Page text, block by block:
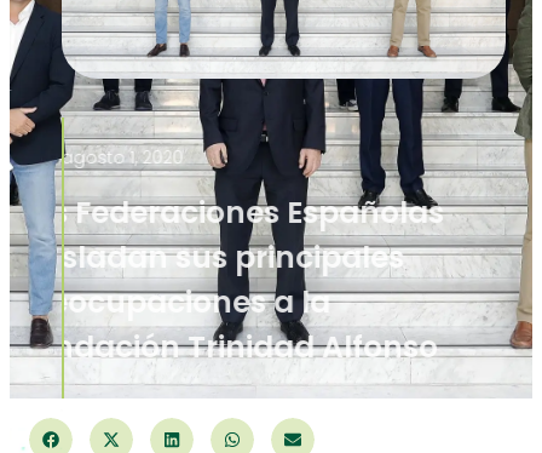
agosto 1, 2020
Las Federaciones Españolas
trasladan sus principales
preocupaciones a la
Fundación Trinidad Alfonso